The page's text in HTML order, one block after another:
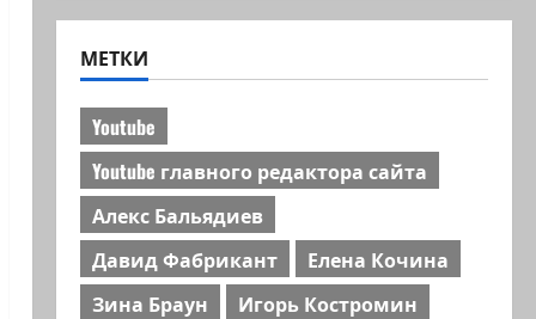
МЕТКИ
Youtube
Youtube главного редактора сайта
Алекс Бальядиев
Давид Фабрикант
Елена Кочина
Зина Браун
Игорь Костромин